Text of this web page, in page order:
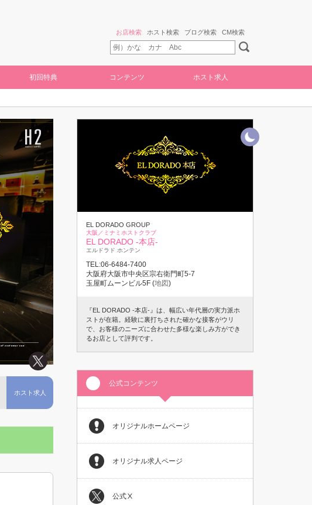
お店検索 ホスト検索 ブログ検索 CM検索
初回特典 コンテンツ ホスト求人
ホスト求人
EL DORADO GROUP
大阪／ミナミホストクラブ
EL DORADO -本店-
エルドラド ホンテン
TEL:06-6484-7400
大阪府大阪市中央区宗右衛門町5-7
玉屋町ムーンビル5F (地図)
『EL DORADO -本店-』は、幅広い年代層の実力派ホ
ストが在籍。経験に裏打ちされた確かな接客がウリ
で、お客様のニーズに合わせた多様な楽しみ方ができ
るお店として評判です。
公式コンテンツ
オリジナルホームページ
オリジナル求人ページ
公式Ⅹ